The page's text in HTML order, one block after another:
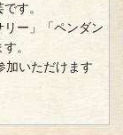
す。
ー」「ペンダン
。
加いただけます